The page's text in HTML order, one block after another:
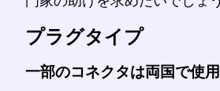
プラグタイプ
一部のコネクタは両国で使